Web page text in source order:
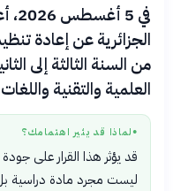
في
الجزائرية عن إعادة
من السنة الثالثة إلى
العلمية والتقنية
● لماذا قد يثير اهتمامك؟
قد يؤثر هذا القرار على
ليست مجرد مادة دراسية